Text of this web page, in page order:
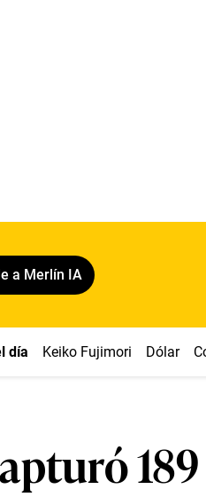
a Merlín IA
día Keiko Fujimori Dólar